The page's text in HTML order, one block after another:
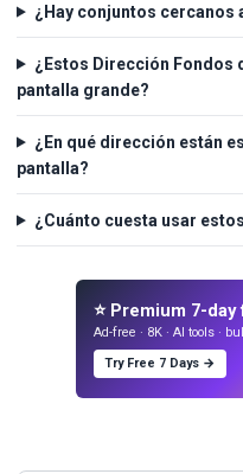
¿Hay conjuntos cercanos
¿Estos Dirección Fondos
pantalla grande?
¿En qué dirección están
pantalla?
¿Cuánto cuesta usar
⭐ Premium 7-
Ad-free · 8K · AI tools ·
Try Free 7 Days →